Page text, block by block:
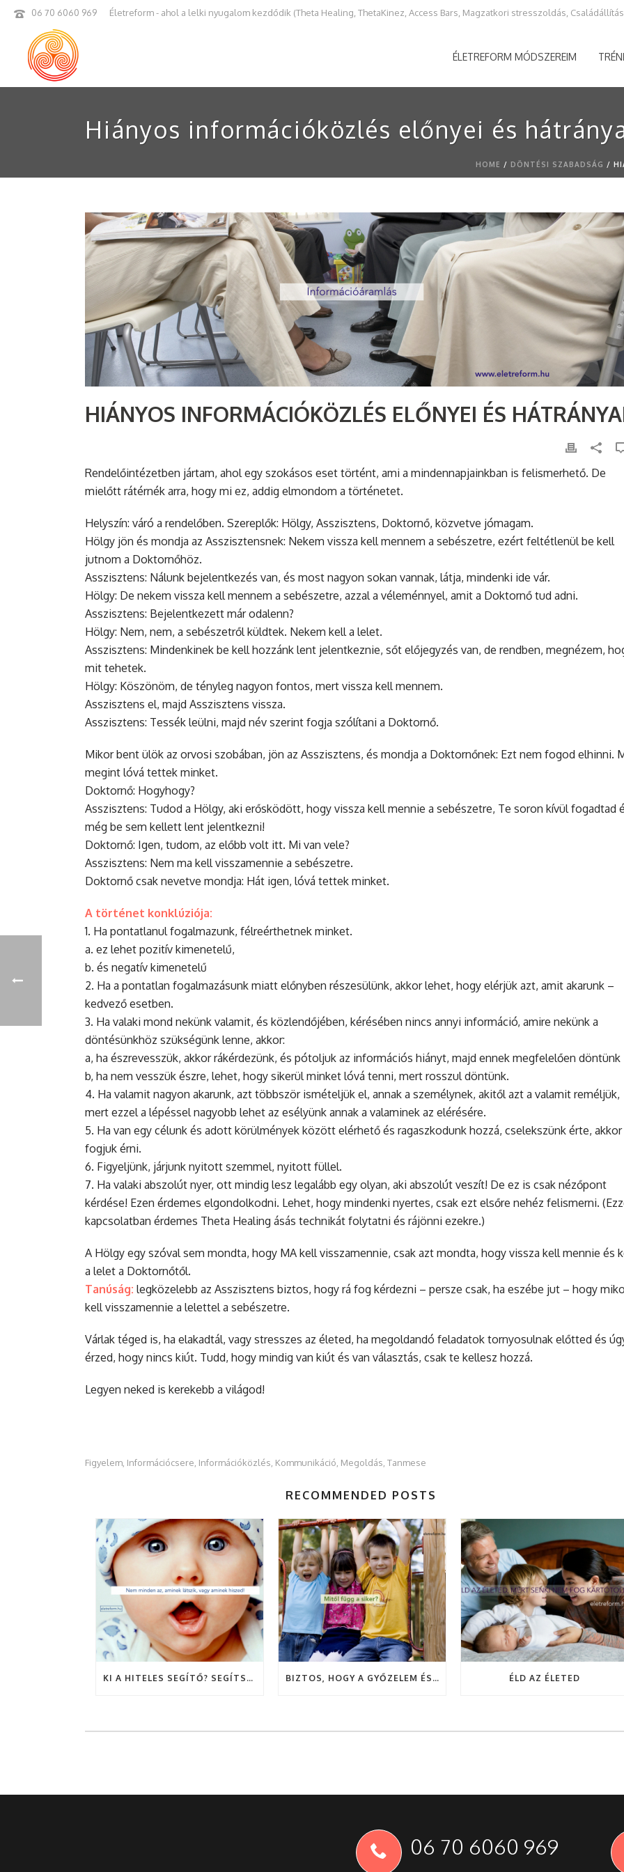
06 70 6060 969 Életreform - ahol a lelki nyugalom kezdődik (Theta Healing, ThetaKinez, Access Bars, Magzatkori stresszoldás,
ÉLETREFORM MÓDSZEREIM
Hiányos információközlés előnyei és
HOME / DÖNTÉSI SZABADSÁG /
HIÁNYOS INFORMÁCIÓKÖZLÉS ELŐNYEI ÉS
Rendelőintézetben jártam, ahol egy szokásos eset történt, ami a mindennapjainkban is felismerhető. De
mielőtt rátérnék arra, hogy mi ez, addig elmondom a történetet.
Helyszín: váró a rendelőben. Szereplők: Hölgy, Asszisztens, Doktornő, közvetve jómagam.
Hölgy jön és mondja az Asszisztensnek: Nekem vissza kell mennem a sebészetre, ezért feltétlenül be kell
jutnom a Doktornőhöz.
Asszisztens: Nálunk bejelentkezés van, és most nagyon sokan vannak, látja, mindenki ide vár.
Hölgy: De nekem vissza kell mennem a sebészetre, azzal a véleménnyel, amit a Doktornő tud adni.
Asszisztens: Bejelentkezett már odalenn?
Hölgy: Nem, nem, a sebészetről küldtek. Nekem kell a lelet.
Asszisztens: Mindenkinek be kell hozzánk lent jelentkeznie, sőt előjegyzés van, de rendben, megnézem,
mit tehetek.
Hölgy: Köszönöm, de tényleg nagyon fontos, mert vissza kell mennem.
Asszisztens el, majd Asszisztens vissza.
Asszisztens: Tessék leülni, majd név szerint fogja szólítani a Doktornő.
Mikor bent ülök az orvosi szobában, jön az Asszisztens, és mondja a Doktornőnek: Ezt nem fogod elhinni.
megint lóvá tettek minket.
Doktornő: Hogyhogy?
Asszisztens: Tudod a Hölgy, aki erősködött, hogy vissza kell mennie a sebészetre, Te soron kívül fogadtad
még be sem kellett lent jelentkezni!
Doktornő: Igen, tudom, az előbb volt itt. Mi van vele?
Asszisztens: Nem ma kell visszamennie a sebészetre.
Doktornő csak nevetve mondja: Hát igen, lóvá tettek minket.
A történet konklúziója:
1. Ha pontatlanul fogalmazunk, félreérthetnek minket.
a. ez lehet pozitív kimenetelű,
b. és negatív kimenetelű
2. Ha a pontatlan fogalmazásunk miatt előnyben részesülünk, akkor lehet, hogy elérjük azt, amit akarunk –
kedvező esetben.
3. Ha valaki mond nekünk valamit, és közlendőjében, kérésében nincs annyi információ, amire nekünk a
döntésünkhöz szükségünk lenne, akkor:
a, ha észrevesszük, akkor rákérdezünk, és pótoljuk az információs hiányt, majd ennek megfelelően döntünk
b, ha nem vesszük észre, lehet, hogy sikerül minket lóvá tenni, mert rosszul döntünk.
4. Ha valamit nagyon akarunk, azt többször ismételjük el, annak a személynek, akitől azt a valamit reméljük,
mert ezzel a lépéssel nagyobb lehet az esélyünk annak a valaminek az elérésére.
5. Ha van egy célunk és adott körülmények között elérhető és ragaszkodunk hozzá, cselekszünk érte,
fogjuk érni.
6. Figyeljünk, járjunk nyitott szemmel, nyitott füllel.
7. Ha valaki abszolút nyer, ott mindig lesz legalább egy olyan, aki abszolút veszít! De ez is csak nézőpont
kérdése! Ezen érdemes elgondolkodni. Lehet, hogy mindenki nyertes, csak ezt elsőre nehéz felismerni.
kapcsolatban érdemes Theta Healing ásás technikát folytatni és rájönni ezekre.)
A Hölgy egy szóval sem mondta, hogy MA kell visszamennie, csak azt mondta, hogy vissza kell mennie és
a lelet a Doktornőtől.
Tanúság: legközelebb az Asszisztens biztos, hogy rá fog kérdezni – persze csak, ha eszébe jut – hogy
kell visszamennie a lelettel a sebészetre.
Várlak téged is, ha elakadtál, vagy stresszes az életed, ha megoldandó feladatok tornyosulnak előtted és
érzed, hogy nincs kiút. Tudd, hogy mindig van kiút és van választás, csak te kellesz hozzá.
Legyen neked is kerekebb a világod!
Figyelem, Információcsere, Információközlés, Kommunikáció, Megoldás, Tanmese
RECOMMENDED POSTS
KI A HITELES SEGÍTŐ? SEGÍTSÉG, ÁTVERTEK?! BIZTOS, HOGY A GYŐZELEM ÉS A SIKER CSAK A SZERENCSÉN MÚLIK?! ÉLD AZ ÉLETED
06 70 6060 969